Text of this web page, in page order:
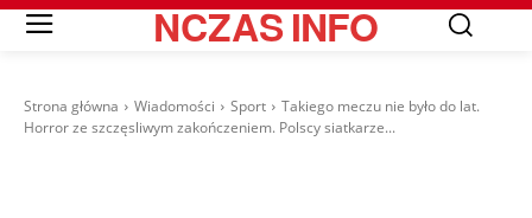
NCZASINFO
Strona główna Wiadomości Sport
Takiego meczu nie było do lat.
Horror ze szczęsliwym zakończeniem. Polscy siatkarze...